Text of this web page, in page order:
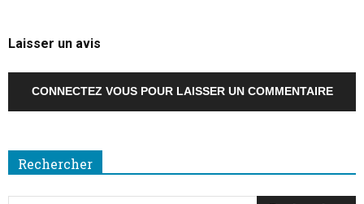
Laisser un avis
CONNECTEZ VOUS POUR LAISSER UN COMMENTAIRE
Rechercher